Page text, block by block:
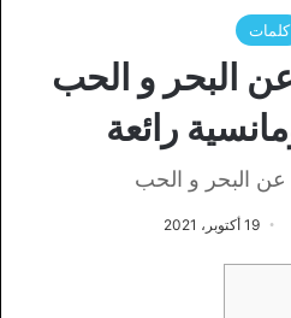
كلمات
البحر و الحب
رائعة
البحر و الحب
19 أكتوبر، 2021